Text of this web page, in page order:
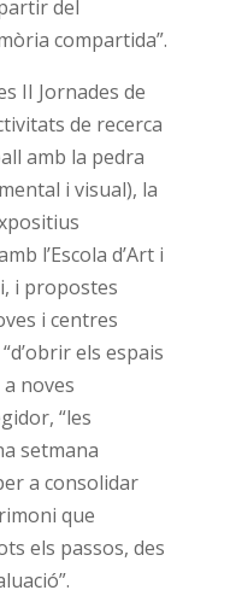
del
compartida”.
II Jornades de
de recerca
amb la pedra
i visual), la
l’Escola d’Art i
i propostes
i centres
els espais
noves
“les
setmana
a consolidar
que
els passos, des